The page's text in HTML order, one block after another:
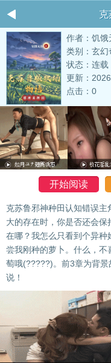
克
作者：饥饿
类别：玄幻
状态：连载
更新：
点击：0
开始阅读
克苏鲁邪神种田认知错误
大的存在时，你是否还会保
在哪？我怎么只看到个异
尝我刚种的萝卜。什么，不
萄哦(?????)。前3章为背
说！